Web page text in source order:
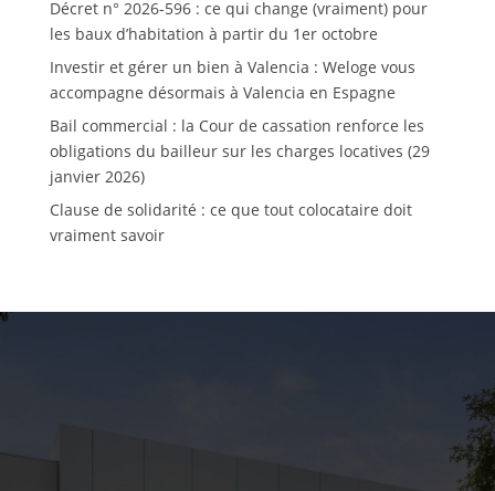
Décret n° 2026-596 : ce qui change (vraiment) pour
les baux d’habitation à partir du 1er octobre
Investir et gérer un bien à Valencia : Weloge vous
accompagne désormais à Valencia en Espagne
Bail commercial : la Cour de cassation renforce les
obligations du bailleur sur les charges locatives (29
janvier 2026)
Clause de solidarité : ce que tout colocataire doit
vraiment savoir